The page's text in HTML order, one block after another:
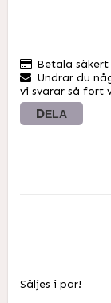
Betala säkert
Undrar du
vi svarar så fort
DELA
Säljes i par!